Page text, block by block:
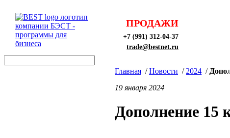
ПРОДАЖИ
+7 (991) 312-04-37
trade@bestnet.ru
Главная /Новости / 2024 /
19 января 2024
Дополнение 15